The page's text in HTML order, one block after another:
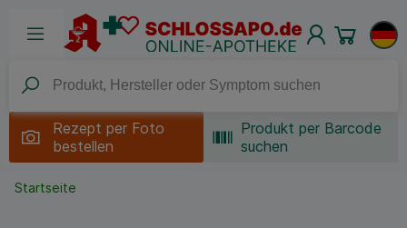
Rezept per Foto
bestellen
Produkt per Barcode
suchen
Startseite